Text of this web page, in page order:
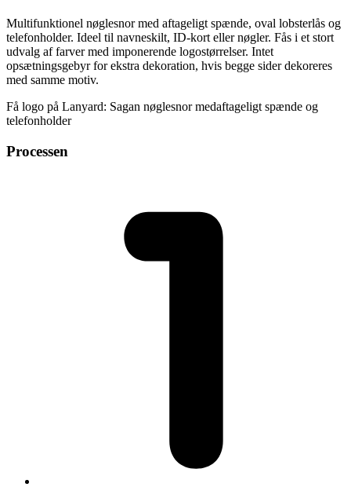
Multifunktionel nøglesnor med aftageligt spænde, oval lobsterlås og
telefonholder. Ideel til navneskilt, ID-kort eller nøgler. Fås i et stort
udvalg af farver med imponerende logostørrelser. Intet
opsætningsgebyr for ekstra dekoration, hvis begge sider dekoreres
med samme motiv.
Få logo på Lanyard: Sagan nøglesnor medaftageligt spænde og
telefonholder
Processen